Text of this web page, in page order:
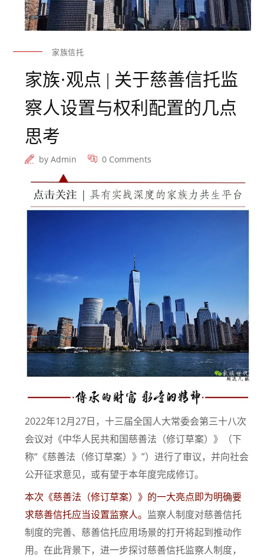
家族信托
家族·观点 | 关于慈善信托监
察人设置与权利配置的几点
思考
byAdmin 0 Comments
2022年12月27日，十三届全国人大常委会第三十八次
会议对《中华人民共和国慈善法（修订草案）》（下
称“《慈善法（修订草案）》”）进行了审议，并向社会
公开征求意见，或有望于本年度完成修订。
本次《慈善法（修订草案）》的一大亮点即为明确要
求慈善信托应当设置监察人。 监察人制度对慈善信托
制度的完善、慈善信托应用场景的打开将起到推动作
用。在此背景下，进一步探讨慈善信托监察人制度，